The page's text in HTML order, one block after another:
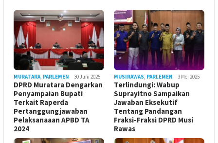
MURATARA, PARLEMEN 30 Juni 2025
DPRD Muratara Dengarkan
Penyampaian Bupati
Terkait Raperda
Pertanggungjawaban
Pelaksanaaan APBD TA
2024
MUSIRAWAS, PARLEMEN 3 Mei 2025
Terlindungi: Wabup
Suprayitno Sampaikan
Jawaban Eksekutif
Tentang Pandangan
Fraksi-Fraksi DPRD Musi
Rawas